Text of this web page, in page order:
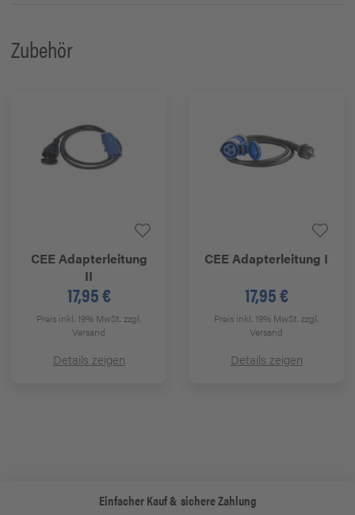
Zubehör
CEE Adapterleitung
II
17,95 €
Preis inkl. 19% MwSt.zzgl.
Versand
Details zeigen
CEE Adapterleitung I
17,95 €
Preis inkl. 19% MwSt.zzgl.
Versand
Details zeigen
Einfacher Kauf & sichere Zahlung